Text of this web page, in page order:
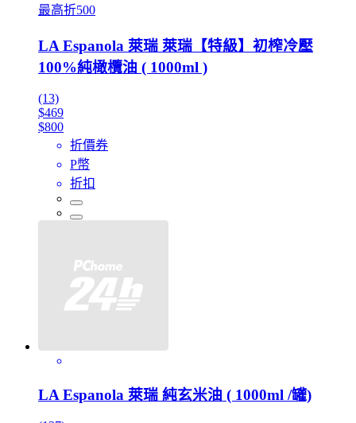
最高折500
LA Espanola 萊瑞 萊瑞【特級】初榨冷壓
100%純橄欖油 ( 1000ml )
(13)
$469
$800
折價券
P幣
折扣
LA Espanola 萊瑞 純玄米油 ( 1000ml /罐)